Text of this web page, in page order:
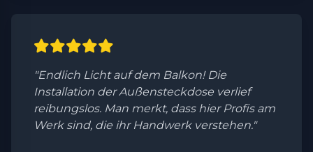
"Endlich Licht auf dem Balkon! Die
Installation der Außensteckdose verlief
reibungslos. Man merkt, dass hier Profis am
Werk sind, die ihr Handwerk verstehen."